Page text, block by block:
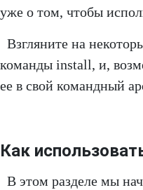
уже о том, чтобы
Взгляните на
команды install, и,
ее в свой командный
Как
В этом разделе мы